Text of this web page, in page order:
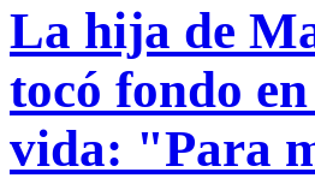
La hija de
tocó fondo
vida: "Para